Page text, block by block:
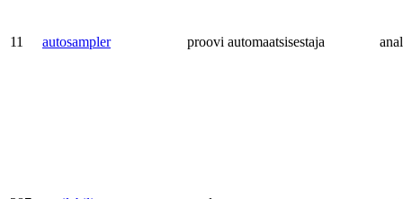
11 autosampler proovi automaatsisestaja